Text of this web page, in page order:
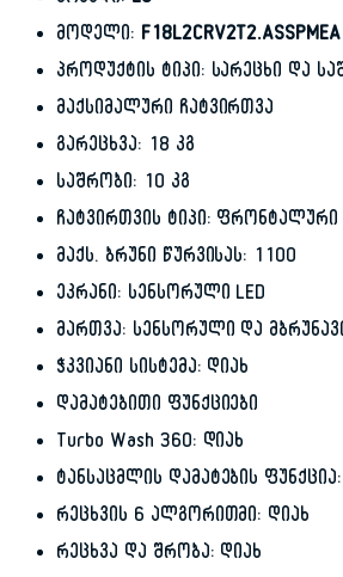
მოდელი: F18L2CRV2T2.ASSPMEA
პროდუქტის ტიპი: სარეცხი და
მაქსიმალური ჩატვირთვა
გარეცხვა: 18 კგ
საშრობი: 10 კგ
ჩატვირთვის ტიპი: ფრონტალური
მაქს. ბრუნი წურვისას: 1100
ეკრანი: სენსორული LED
მართვა: სენსორული და
ჭკვიანი სისტემა: დიახ
დამატებითი ფუნქციები
Turbo Wash 360: დიახ
ტანსაცმლის დამატების
რეცხვის 6 ალგორითმი: დიახ
რეცხვა და შრობა: დიახ